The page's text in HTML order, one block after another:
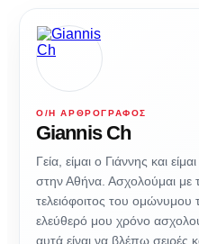
Ο/Η ΑΡΘΡΟΓΡΆΦΟΣ
Giannis Ch
Γεία, είμαι ο Γιάννης και
στην Αθήνα. Ασχολούμαι με
τελειόφοιτος του
ελεύθερό μου χρόνο
αυτά είναι να βλέπω σειρές